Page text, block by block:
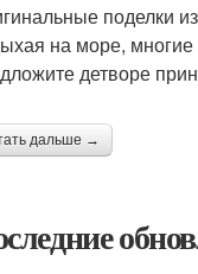
поделки
на море, многие
детворе
дальше →